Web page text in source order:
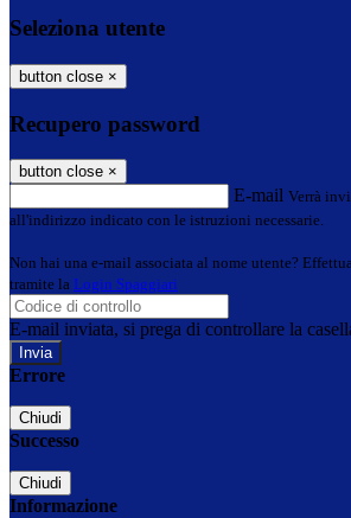
Seleziona utente
button close ×
Recupero password
button close ×
E-mail Verrà
all'indirizzo indicato con le istruzioni necessarie.
Non hai una e-mail associata al nome utente?
tramite la Login Spaggiari
E-mail inviata, si prega di controllare la
Errore
Chiudi
Successo
Chiudi
Informazione